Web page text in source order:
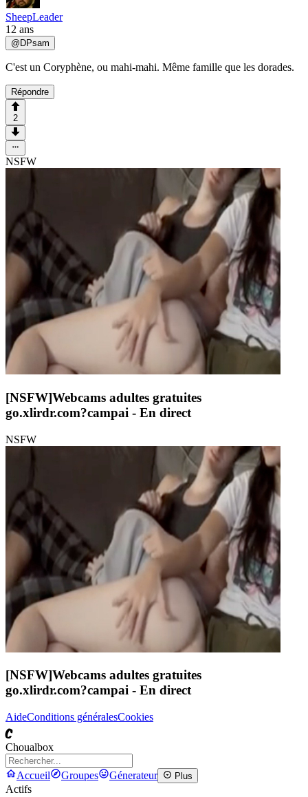
SheepLeader
12 ans
@ DPsam
C'est un Coryphène, ou mahi-mahi. Même famille que les dorades.
Répondre
2
NSFW
[NSFW]Webcams adultes gratuites
go.xlirdr.com?campai - En direct
NSFW
[NSFW]Webcams adultes gratuites
go.xlirdr.com?campai - En direct
AideConditions généralesCookies
C
Choualbox
Accueil Groupes Génerateur Plus
Actifs